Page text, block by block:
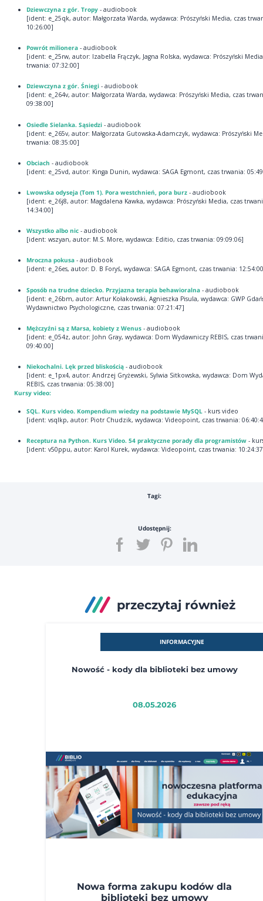
Dziewczyna z gór. Tropy- audiobook
[ident: e_25qk, autor: Małgorzata Warda, wydawca: Prószyński Media, czas
10:26:00]
Powrót milionera - audiobook
[ident: e_25rw, autor: Izabella Frączyk, Jagna Rolska, wydawca: Prószyński
trwania: 07:32:00]
Dziewczyna z gór. Śniegi- audiobook
[ident: e_264v, autor: Małgorzata Warda, wydawca: Prószyński Media, czas
09:38:00]
Osiedle Sielanka. Sąsiedzi- audiobook
[ident: e_265v, autor: Małgorzata Gutowska-Adamczyk, wydawca: Prószyński
trwania: 08:35:00]
Obciach - audiobook
[ident: e_25vd, autor: Kinga Dunin, wydawca: SAGA Egmont, czas trwania:
Lwowska odyseja (Tom 1). Pora westchnień, pora burz- audiobook
[ident: e_26j8, autor: Magdalena Kawka, wydawca: Prószyński Media, czas
14:34:00]
Wszystko albo nic- audiobook
[ident: wszyan, autor: M.S. More, wydawca: Editio, czas trwania: 09:09:06]
Mroczna pokusa- audiobook
[ident: e_26es, autor: D. B Foryś, wydawca: SAGA Egmont, czas trwania:
Sposób na trudne dziecko. Przyjazna terapia behawioralna- audiobook
[ident: e_26bm, autor: Artur Kołakowski, Agnieszka Pisula, wydawca: GWP
Wydawnictwo Psychologiczne, czas trwania: 07:21:47]
Mężczyźni są z Marsa, kobiety z Wenus- audiobook
[ident: e_054z, autor: John Gray, wydawca: Dom Wydawniczy REBIS, czas
09:40:00]
Niekochalni. Lęk przed bliskością- audiobook
[ident: e_1px4, autor: Andrzej Gryżewski, Sylwia Sitkowska, wydawca: Dom
REBIS, czas trwania: 05:38:00]
Kursy video:
SQL. Kurs video. Kompendium wiedzy na podstawie MySQL- kurs video
[ident: vsqlkp, autor: Piotr Chudzik, wydawca: Videopoint, czas trwania:
Receptura na Python. Kurs Video. 54 praktyczne porady dla programistów-
[ident: v50ppu, autor: Karol Kurek, wydawca: Videopoint, czas trwania:
Tagi:
Udostępnij:
przeczytaj również
INFORMACYJNE
Nowość - kody dla biblioteki bez umowy
08.05.2026
Nowa forma zakupu kodów dla
biblioteki bez umowy